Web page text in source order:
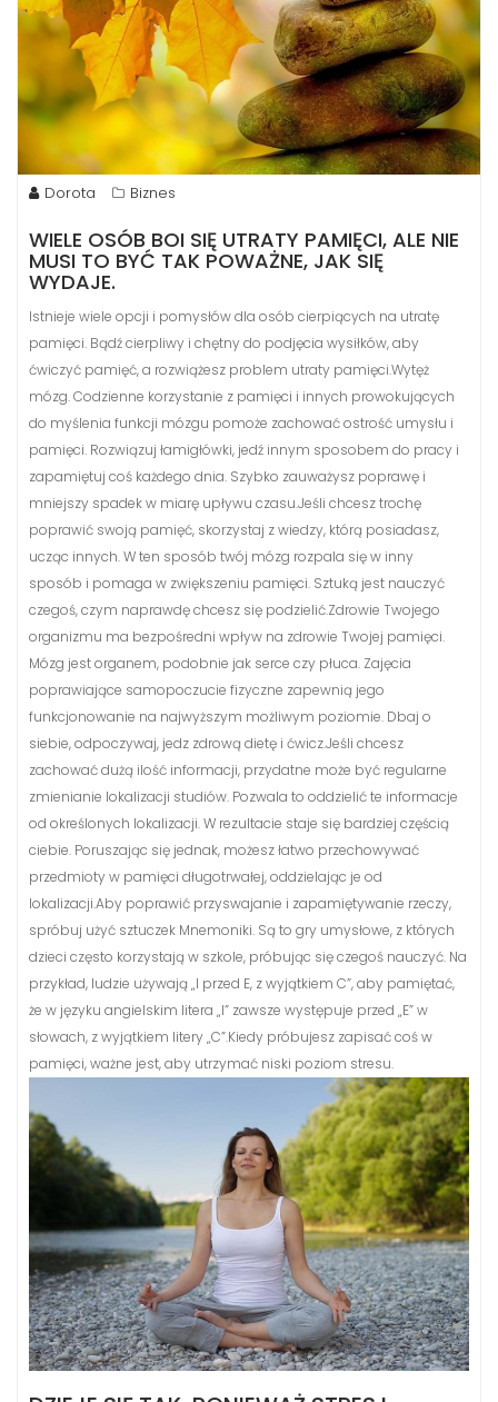
Dorota Biznes
WIELE OSÓB BOI SIĘ UTRATY PAMIĘCI, ALE NIE
MUSI TO BYĆ TAK POWAŻNE, JAK SIĘ
WYDAJE.
Istnieje wiele opcji i pomysłów dla osób cierpiących na utratę
pamięci. Bądź cierpliwy i chętny do podjęcia wysiłków, aby
ćwiczyć pamięć, a rozwiążesz problem utraty pamięci.Wytęż
mózg. Codzienne korzystanie z pamięci i innych prowokujących
do myślenia funkcji mózgu pomoże zachować ostrość umysłu i
pamięci. Rozwiązuj łamigłówki, jedź innym sposobem do pracy i
zapamiętuj coś każdego dnia. Szybko zauważysz poprawę i
mniejszy spadek w miarę upływu czasu.Jeśli chcesz trochę
poprawić swoją pamięć, skorzystaj z wiedzy, którą posiadasz,
ucząc innych. W ten sposób twój mózg rozpala się w inny
sposób i pomaga w zwiększeniu pamięci. Sztuką jest nauczyć
czegoś, czym naprawdę chcesz się podzielić.Zdrowie Twojego
organizmu ma bezpośredni wpływ na zdrowie Twojej pamięci.
Mózg jest organem, podobnie jak serce czy płuca. Zajęcia
poprawiające samopoczucie fizyczne zapewnią jego
funkcjonowanie na najwyższym możliwym poziomie. Dbaj o
siebie, odpoczywaj, jedz zdrową dietę i ćwicz.Jeśli chcesz
zachować dużą ilość informacji, przydatne może być regularne
zmienianie lokalizacji studiów. Pozwala to oddzielić te informacje
od określonych lokalizacji. W rezultacie staje się bardziej częścią
ciebie. Poruszając się jednak, możesz łatwo przechowywać
przedmioty w pamięci długotrwałej, oddzielając je od
lokalizacji.Aby poprawić przyswajanie i zapamiętywanie rzeczy,
spróbuj użyć sztuczek Mnemoniki. Są to gry umysłowe, z których
dzieci często korzystają w szkole, próbując się czegoś nauczyć. Na
przykład, ludzie używają „I przed E, z wyjątkiem C”, aby pamiętać,
że w języku angielskim litera „I” zawsze występuje przed „E” w
słowach, z wyjątkiem litery „C”.Kiedy próbujesz zapisać coś w
pamięci, ważne jest, aby utrzymać niski poziom stresu.